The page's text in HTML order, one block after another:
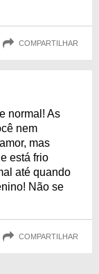
COMPARTILHAR
normal! As
nem
mas
está frio
até quando
Não se
COMPARTILHAR